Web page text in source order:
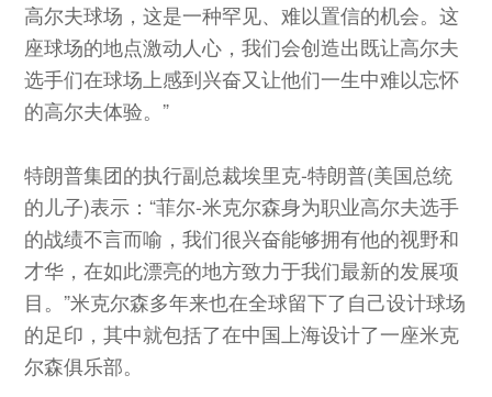
高尔夫球场，这是一种罕见、难以置信的机会。这
座球场的地点激动人心，我们会创造出既让高尔夫
选手们在球场上感到兴奋又让他们一生中难以忘怀
的高尔夫体验。”
特朗普集团的执行副总裁埃里克-特朗普(美国总统
的儿子)表示：“菲尔-米克尔森身为职业高尔夫选手
的战绩不言而喻，我们很兴奋能够拥有他的视野和
才华，在如此漂亮的地方致力于我们最新的发展项
目。”米克尔森多年来也在全球留下了自己设计球场
的足印，其中就包括了在中国上海设计了一座米克
尔森俱乐部。